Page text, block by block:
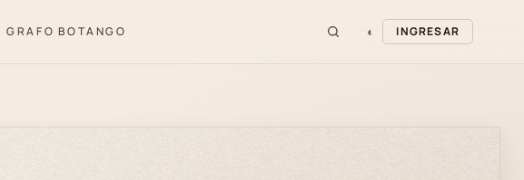
GRAFO BOTANGO ◐ INGRESAR